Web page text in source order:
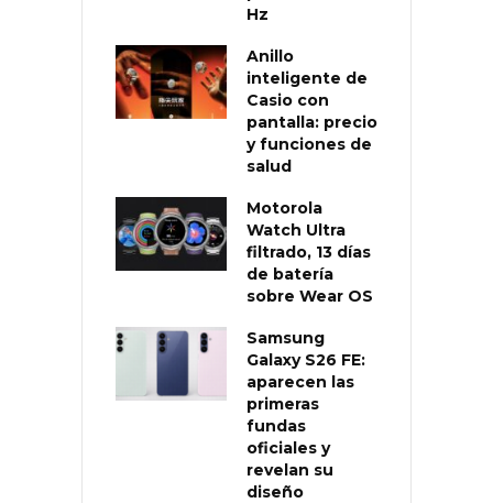
Hz
Anillo
inteligente de
Casio con
pantalla: precio
y funciones de
salud
Motorola
Watch Ultra
filtrado, 13 días
de batería
sobre Wear OS
Samsung
Galaxy S26 FE:
aparecen las
primeras
fundas
oficiales y
revelan su
diseño